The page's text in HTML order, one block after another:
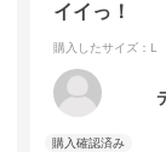
イイっ！
購入したサイズ：L